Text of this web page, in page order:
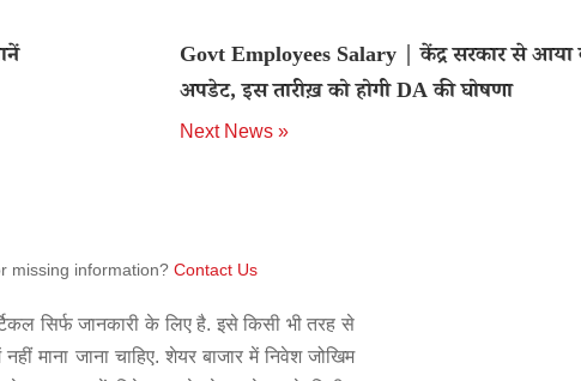
Govt Employees Salary | केंद्र सरकार से आया
अपडेट, इस तारीख़ को होगी DA की घोषणा
Next News »
missing information? Contact Us
सिर्फ जानकारी के लिए है. इसे किसी भी तरह से
माना जाना चाहिए. शेयर बाजार में निवेश जोखिम